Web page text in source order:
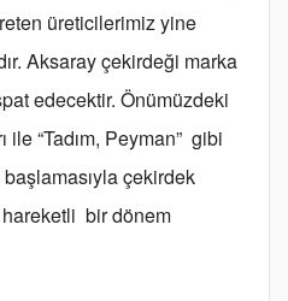
üreticilerimiz yine
Aksaray çekirdeği marka
edecektir. Önümüzdeki
“Tadım, Peyman” gibi
çekirdek
bir dönem